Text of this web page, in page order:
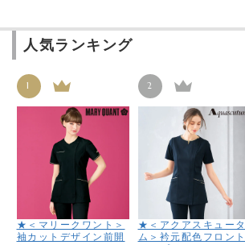
人気ランキング
1
★＜マリークワント＞
袖カットデザイン前開
2
★＜アクアスキュータ
ム＞衿元配色フロント